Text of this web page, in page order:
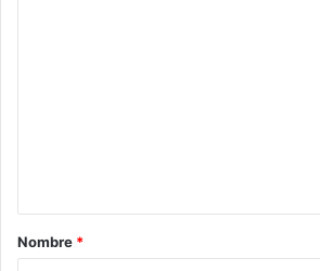
rNombre *